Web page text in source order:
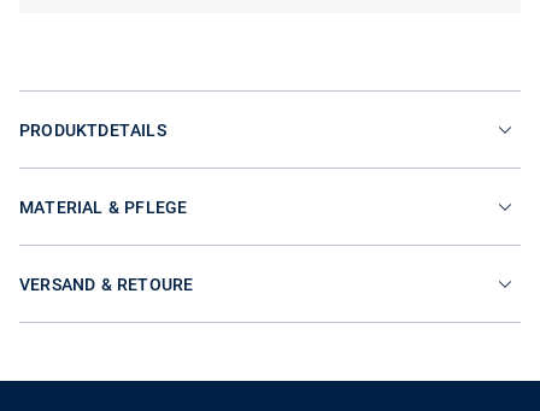
PRODUKTDETAILS
MATERIAL & PFLEGE
VERSAND & RETOURE